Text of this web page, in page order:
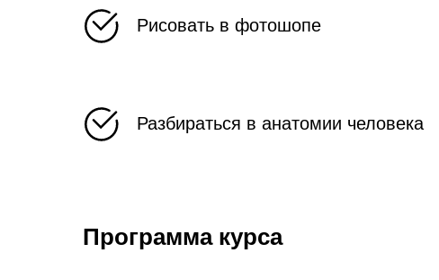
Рисовать в фотошопе
Разбираться в анатомии человека
Программа курса